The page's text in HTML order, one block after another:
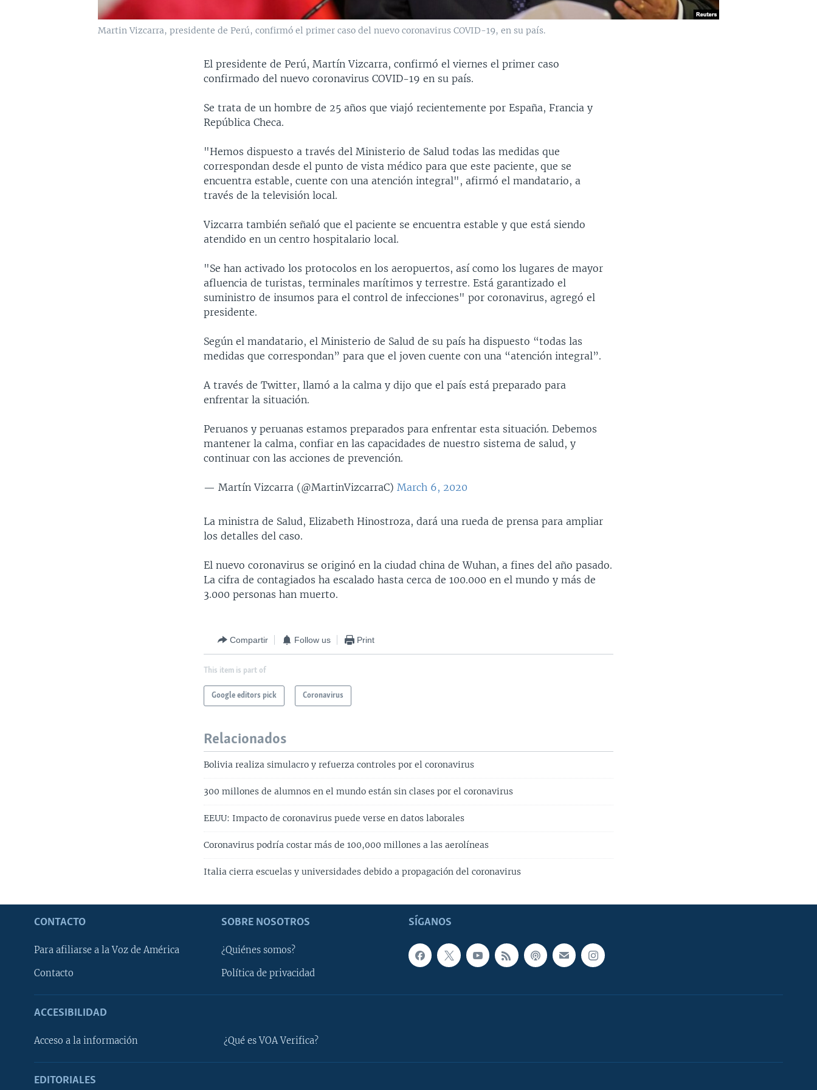
Martin Vizcarra, presidente de Perú, confirmó el primer caso del nuevo coronavirus COVID-19, en su país.
El presidente de Perú, Martín Vizcarra, confirmó el viernes el primer caso
confirmado del nuevo coronavirus COVID-19 en su país.
Se trata de un hombre de 25 años que viajó recientemente por España, Francia y
República Checa.
"Hemos dispuesto a través del Ministerio de Salud todas las medidas que
correspondan desde el punto de vista médico para que este paciente, que se
encuentra estable, cuente con una atención integral", afirmó el mandatario, a
través de la televisión local.
Vizcarra también señaló que el paciente se encuentra estable y que está siendo
atendido en un centro hospitalario local.
"Se han activado los protocolos en los aeropuertos, así como los lugares de mayor
afluencia de turistas, terminales marítimos y terrestre. Está garantizado el
suministro de insumos para el control de infecciones" por coronavirus, agregó el
presidente.
Según el mandatario, el Ministerio de Salud de su país ha dispuesto “todas las
medidas que correspondan” para que el joven cuente con una “atención integral”.
A través de Twitter, llamó a la calma y dijo que el país está preparado para
enfrentar la situación.
Peruanos y peruanas estamos preparados para enfrentar esta situación. Debemos
mantener la calma, confiar en las capacidades de nuestro sistema de salud, y
continuar con las acciones de prevención.
— Martín Vizcarra (@MartinVizcarraC)March 6, 2020
La ministra de Salud, Elizabeth Hinostroza, dará una rueda de prensa para ampliar
los detalles del caso.
El nuevo coronavirus se originó en la ciudad china de Wuhan, a fines del año pasado.
La cifra de contagiados ha escalado hasta cerca de 100.000 en el mundo y más de
3.000 personas han muerto.
Compartir Follow us Print
This item is part of
Google editors pick Coronavirus
Relacionados
Bolivia realiza simulacro y refuerza controles por el coronavirus
300 millones de alumnos en el mundo están sin clases por el coronavirus
EEUU: Impacto de coronavirus puede verse en datos laborales
Coronavirus podría costar más de 100,000 millones a las aerolíneas
Italia cierra escuelas y universidades debido a propagación del coronavirus
SÍGANOS
CONTACTO
Para afiliarse a la Voz de América
Contacto
SOBRE NOSOTROS
¿Quiénes somos?
Política de privacidad
ACCESIBILIDAD
Acceso a la información ¿Qué es VOA Verifica?
EDITORIALES